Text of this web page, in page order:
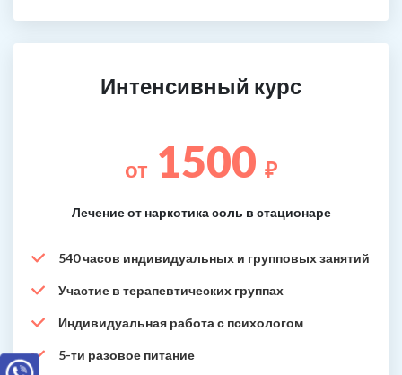
Интенсивный курс
от 1500 ₽
Лечение от наркотика соль в стационаре
540 часов индивидуальных и групповых занятий
Участие в терапевтических группах
Индивидуальная работа с психологом
5-ти разовое питание